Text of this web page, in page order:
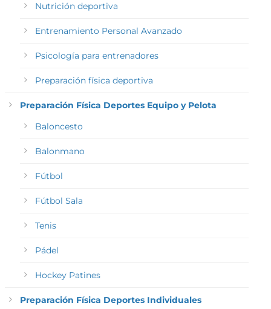
Nutrición deportiva
Entrenamiento Personal Avanzado
Psicología para entrenadores
Preparación física deportiva
Preparación Física Deportes Equipo y Pelota
Baloncesto
Balonmano
Fútbol
Fútbol Sala
Tenis
Pádel
Hockey Patines
Preparación Física Deportes Individuales